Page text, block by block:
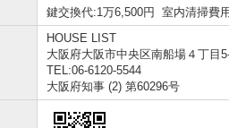
鍵交換代:1万6,500円 室内清掃費
HOUSE LIST
大阪府大阪市中央区南船場４丁目
TEL:06-6120-5544
大阪府知事 (2) 第60296号